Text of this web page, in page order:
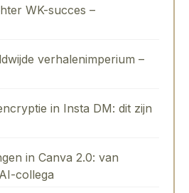
WK-succes –
verhalenimperium –
in Insta DM: dit zijn
in Canva 2.0: van
collega